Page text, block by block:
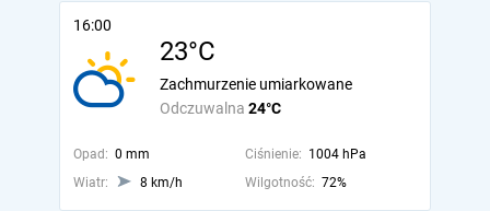
16:00
23°C
Odczuwalna 24°C
Zachmurzenie umiarkowane
Opad: 0 mm Ciśnienie: 1004 hPa
Wiatr:
8 km/h Wilgotność: 72%